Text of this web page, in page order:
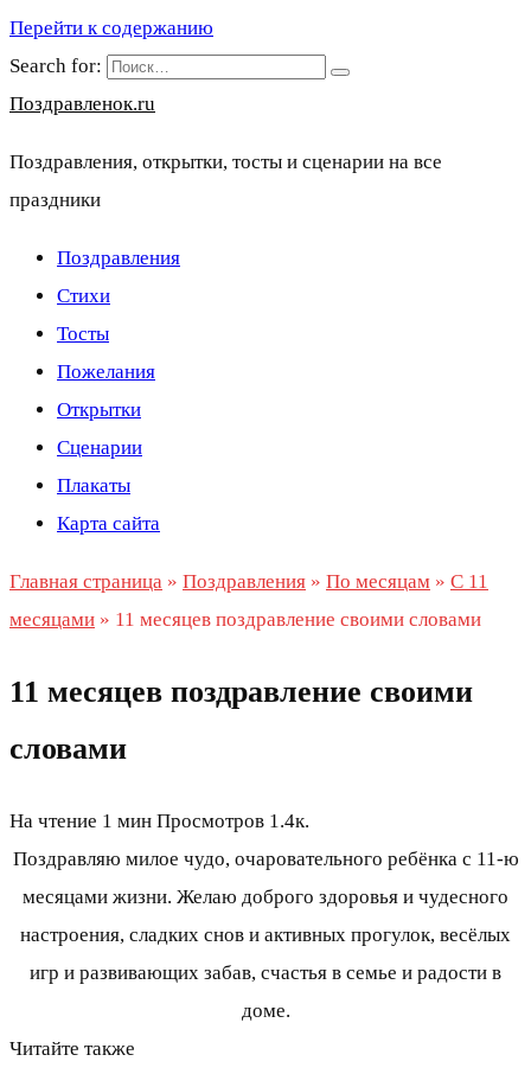
Перейти к содержанию
Search for:
Поздравленок.ru
Поздравления, открытки, тосты и сценарии на все
праздники
Поздравления
Стихи
Тосты
Пожелания
Открытки
Сценарии
Плакаты
Карта сайта
Главная страница » Поздравления » По месяцам » С 11
месяцами » 11 месяцев поздравление своими словами
11 месяцев поздравление своими
словами
На чтение 1 мин Просмотров 1.4к.
Поздравляю милое чудо, очаровательного ребёнка с 11-ю
месяцами жизни. Желаю доброго здоровья и чудесного
настроения, сладких снов и активных прогулок, весёлых
игр и развивающих забав, счастья в семье и радости в
доме.
Читайте также